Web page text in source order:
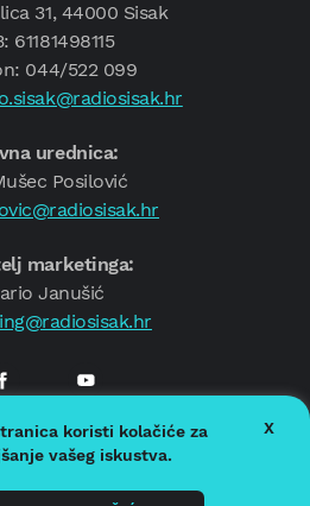
31, 44000 Sisak
61181498115
044/522 099
urednica:
Posilović
marketinga:
Janušić
Radio Sisak
privatnosti
koristi kolačiće za
vašeg iskustva.
X